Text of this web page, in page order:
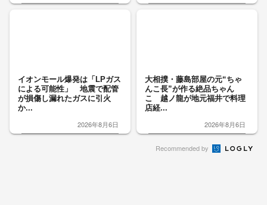
イオンモール爆発は「LPガス
による可能性」 地震で配管
が損傷し漏れたガスに引火
か...
2026年8月6日
大相撲・藤島部屋の元“ちゃ
んこ長”が作る絶品ちゃん
こ 越ノ龍が地元福井で料理
店経...
2026年8月6日
Recommended by